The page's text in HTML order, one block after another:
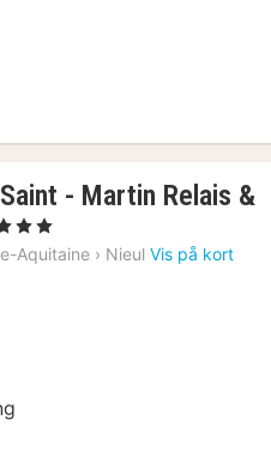
- Martin Relais &
Aquitaine › Nieul Vis på kort